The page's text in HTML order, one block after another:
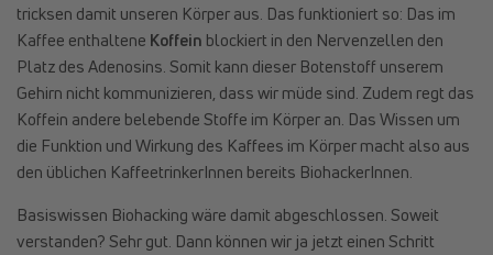
tricksen damit unseren Körper aus. Das funktioniert so: Das im
Kaffee enthaltene Koffein blockiert in den Nervenzellen den
Platz des Adenosins. Somit kann dieser Botenstoff unserem
Gehirn nicht kommunizieren, dass wir müde sind. Zudem regt das
Koffein andere belebende Stoffe im Körper an. Das Wissen um
die Funktion und Wirkung des Kaffees im Körper macht also aus
den üblichen KaffeetrinkerInnen bereits BiohackerInnen.
Basiswissen Biohacking wäre damit abgeschlossen. Soweit
verstanden? Sehr gut. Dann können wir ja jetzt einen Schritt